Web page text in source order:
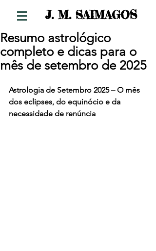
J. M. SAIMAGOS
Resumo astrológico
completo e dicas para o
mês de setembro de 2025
Astrologia de Setembro 2025 – O mês
dos eclipses, do equinócio e da
necessidade de renúncia